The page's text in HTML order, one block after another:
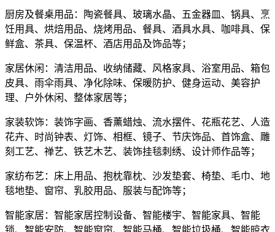
厨房及餐桌用品：陶瓷餐具、玻璃水晶、五金器皿、锅具、烹
饪用具、烘焙用品、烧烤用品、餐具、酒具水具、咖啡具、保
鲜盒、茶具、保温杯、酒店用品及饰品等；
家居休闲：清洁用品、收纳储藏、风格家具、浴室用品、箱包
皮具、雨伞雨具、净化除味、保暖防护、健身运动、美容护
理、户外休闲、整体家居等；
家装软饰：装饰字画、香薰蜡烛、流水摆件、花瓶花艺、人造
花卉、时尚钟表、灯饰、相框、镜子、节庆饰品、首饰盒、雕
刻工艺、禅艺、铁艺木艺、装饰挂毯刺绣、设计师作品等；
家纺布艺：床上用品、抱枕靠枕、沙发垫套、椅垫、毛巾、地
毯地垫、窗帘、乳胶用品、服装与配饰等；
智能家居：智能家居控制设备、智能楼宇、智能家具、智能
锁、智能安防、智能窗帘、智能马桶、智能垃圾桶、智能晾衣